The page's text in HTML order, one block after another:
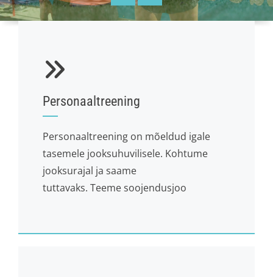
Personaaltreening
Personaaltreening on mõeldud igale
tasemele jooksuhuvilisele. Kohtume
jooksurajal ja saame
tuttavaks. Teeme soojendusjoo